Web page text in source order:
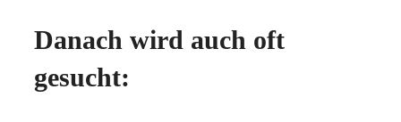
Danach wird auch oft
gesucht: